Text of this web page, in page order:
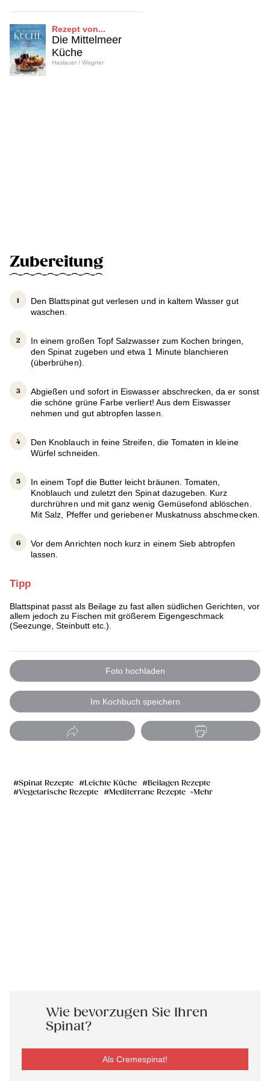
Rezept von...
Die Mittelmeer
Küche
Haslauer / Wagner
Zubereitung
Den Blattspinat gut verlesen und in kaltem Wasser gut
waschen.
In einem großen Topf Salzwasser zum Kochen bringen,
den Spinat zugeben und etwa 1 Minute blanchieren
(überbrühen).
Abgießen und sofort in Eiswasser abschrecken, da er sonst
die schöne grüne Farbe verliert! Aus dem Eiswasser
nehmen und gut abtropfen lassen.
Den Knoblauch in feine Streifen, die Tomaten in kleine
Würfel schneiden.
In einem Topf die Butter leicht bräunen. Tomaten,
Knoblauch und zuletzt den Spinat dazugeben. Kurz
durchrühren und mit ganz wenig Gemüsefond ablöschen.
Mit Salz, Pfeffer und geriebener Muskatnuss abschmecken.
Vor dem Anrichten noch kurz in einem Sieb abtropfen
lassen.
Tipp
Blattspinat passt als Beilage zu fast allen südlichen Gerichten, vor
allem jedoch zu Fischen mit größerem Eigengeschmack
(Seezunge, Steinbutt etc.).
Foto hochladen
Im Kochbuch speichern
Spinat Rezepte Leichte Küche
Beilagen Rezepte
Vegetarische Rezepte
Mediterrane Rezepte Mehr
Wie bevorzugen Sie Ihren
Spinat?
Als Cremespinat!